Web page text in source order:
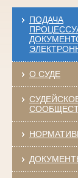
ПОДАЧА
О СУДЕ